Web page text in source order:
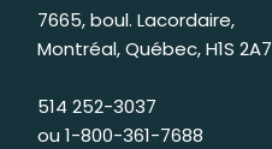
7665, boul. Lacordaire,
Montréal, Québec, H1S 2A7
514 252-3037
ou 1-800-361-7688